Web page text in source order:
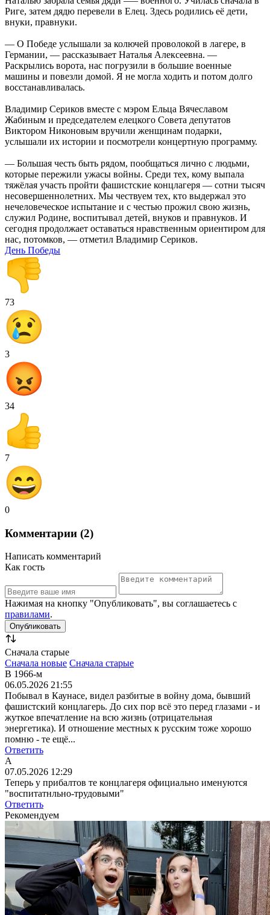
Риге, затем дядю перевели в Елец. Здесь родились её дети,
внуки, правнуки.
— О Победе услышали за колючей проволокой в лагере, в
Германии, — рассказывает Наталья Алексеевна. —
Раскрылись ворота, нас погрузили в большие военные
машины и повезли домой. Я не могла ходить и потом долго
восстанавливалась.
Владимир Сериков вместе с мэром Ельца Вячеславом
Жабиным и председателем елецкого Совета депутатов
Виктором Никоновым вручили женщинам подарки,
услышали их истории и посмотрели концертную программу.
— Большая честь быть рядом, пообщаться лично с людьми,
которые пережили ужасы войны. Среди тех, кому выпала
тяжëлая участь пройти фашистские концлагеря — сотни тысяч
несовершеннолетних. Мы чествуем тех, кто выдержал это
нечеловеческое испытание и с честью прожил свою жизнь,
служил Родине, воспитывал детей, внуков и правнуков. И
сегодня продолжает оставаться нравственным ориентиром для
нас, потомков, — отметил Владимир Сериков.
День Победы
73
3
34
7
0
Комментарии (2)
Написать комментарий
Как гость
Нажимая на кнопку "Опубликовать", вы соглашаетесь с
правилами.
Сначала старые
Сначала новые Сначала старые
В 1966-м
06.05.2026 21:55
Побывал в Каунасе, видел разбитые в войну дома, бывший
фашистский концлагерь. До сих пор всё это перед глазами - и
жуткое впечатление на всю жизнь (отрицательная
энергетика). И отношение местных к русским тоже хорошо
помню - те ещё...
Ответить
А
07.05.2026 12:29
Теперь у прибалтов те концлагеря официально именуются
"воспитатнльно-трудовыми"
Ответить
Рекомендуем